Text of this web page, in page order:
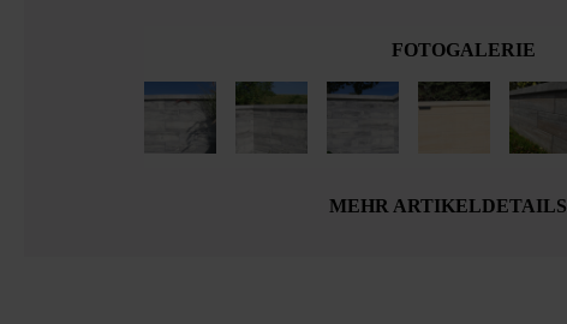
FOTOGALERIE
MEHR ARTIKELDETAILS